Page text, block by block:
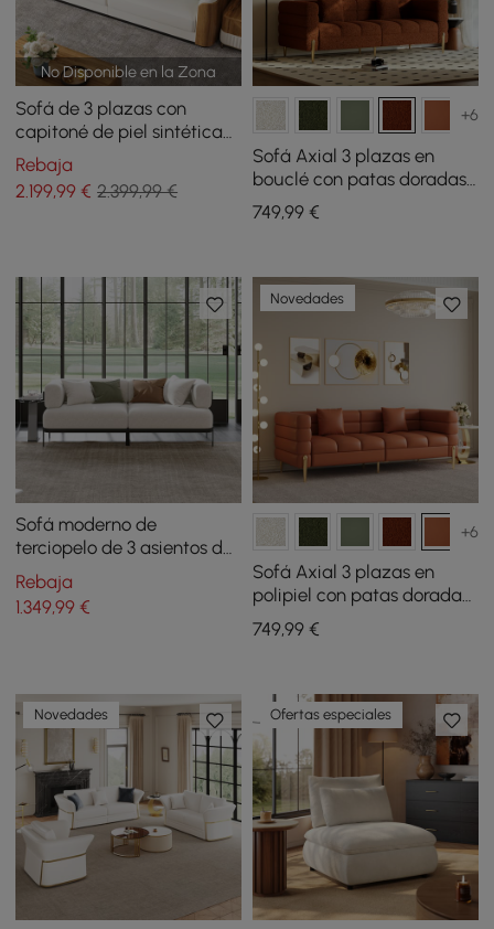
No Disponible en la Zona
Sofá de 3 plazas con
capitoné de piel sintética
Wovent de 2820 mm
Rebaja
2.199,99 € 2.399,99 €
+6
Sofá Axial 3 plazas en
bouclé con patas doradas
y cojines con tapizado
acanalado 201 cm
749,99€
Sofá moderno de
terciopelo de 3 asientos de
2100 mm con patas de
metal
Rebaja
1.349,99 €
Novedades
+6
Sofá Axial 3 plazas en
polipiel con patas doradas
y cojines con tapizado
acanalado 201 cm
749,99€
Novedades Ofertas especiales